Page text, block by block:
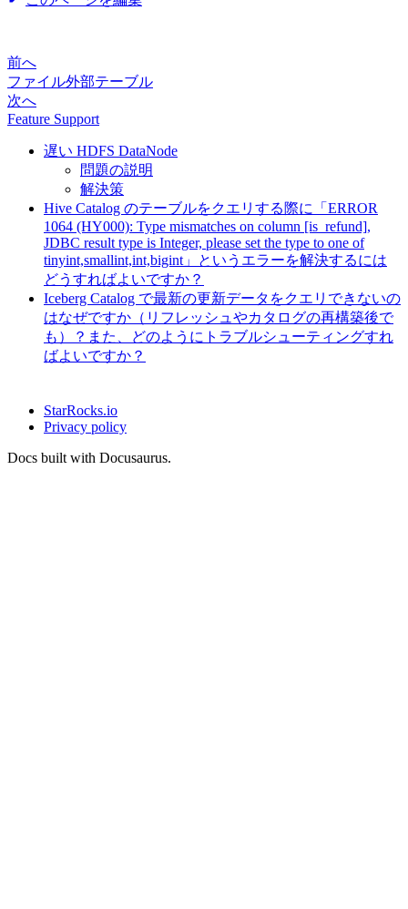
前へ
ファイル外部テーブル
次へ
Feature Support
遅い HDFS DataNode
問題の説明
解決策
Hive Catalog のテーブルをクエリする際に「ERROR
1064 (HY000): Type mismatches on column [is_refund],
JDBC result type is Integer, please set the type to one of
tinyint,smallint,int,bigint」というエラーを解決するには
どうすればよいですか？
Iceberg Catalog で最新の更新データをクエリできないの
はなぜですか（リフレッシュやカタログの再構築後で
も）？また、どのようにトラブルシューティングすれ
ばよいですか？
StarRocks.io
Privacy policy
Docs built with Docusaurus.